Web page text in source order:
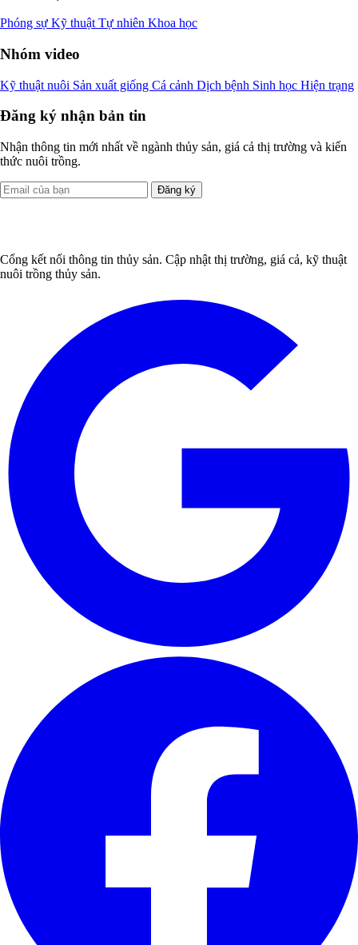
Phóng sự Kỹ thuật Tự nhiên Khoa học
Nhóm video
Kỹ thuật nuôi Sản xuất giống Cá cảnh Dịch bệnh Sinh học Hiện trạng
Đăng ký nhận bản tin
Nhận thông tin mới nhất về ngành thủy sản, giá cả thị trường và kiến
thức nuôi trồng.
Đăng ký
Cổng kết nối thông tin thủy sản. Cập nhật thị trường, giá cả, kỹ thuật
nuôi trồng thủy sản.